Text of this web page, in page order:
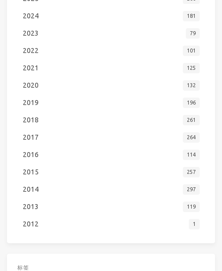
2024 181
2023 79
2022 101
2021 125
2020 132
2019 196
2018 261
2017 264
2016 114
2015 257
2014 297
2013 119
2012 1
标签